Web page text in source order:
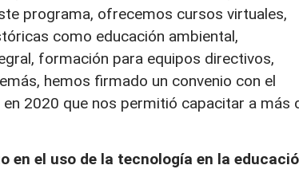
programa, ofrecemos cursos virtuales,
como educación ambiental,
formación para equipos directivos,
hemos firmado un convenio con el
2020 que nos permitió capacitar a más
en el uso de la tecnología en la